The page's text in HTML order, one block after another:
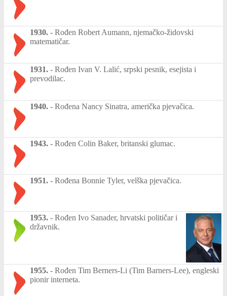
1930. - Rođen Robert Aumann, njemačko-židovski
matematičar.
1931. - Rođen Ivan V. Lalić, srpski pesnik, esejista i
prevodilac.
1940. - Rođena Nancy Sinatra, američka pjevačica.
1943. - Rođen Colin Baker, britanski glumac.
1951. - Rođena Bonnie Tyler, velška pjevačica.
1953. - Rođen Ivo Sanader, hrvatski političar i
državnik.
1955. - Rođen Tim Berners-Li (Tim Barners-Lee), engleski
pionir interneta.